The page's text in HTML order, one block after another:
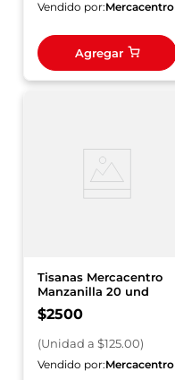
Vendido por:Mercacentro
Agregar
Tisanas Mercacentro
Manzanilla 20 und
$2500
(Unidad a $125.00)
Vendido por:Mercacentro